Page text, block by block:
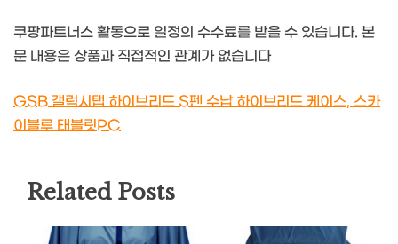
쿠팡파트너스 활동으로 일정의 수수료를 받을 수 있습니다. 본
문 내용은 상품과 직접적인 관계가 없습니다
GSB 갤럭시탭 하이브리드 S펜 수납 하이브리드 케이스, 스카
이블루 태블릿PC
Related Posts